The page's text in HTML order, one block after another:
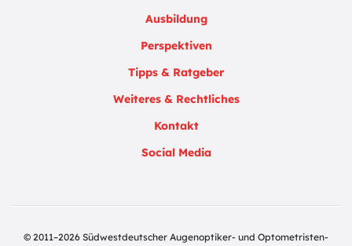
Ausbildung
Perspektiven
Tipps & Ratgeber
Weiteres & Rechtliches
Kontakt
Social Media
© 2011–2026 Südwestdeutscher Augenoptiker- und Optometristen-